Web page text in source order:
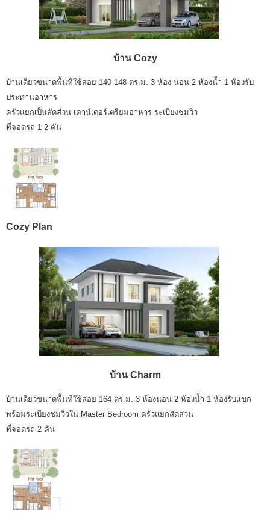
บ้าน Cozy
บ้านเดี่ยวขนาดพื้นที่ใช้สอย 140-148 ตร.ม. 3 ห้อง นอน 2 ห้องน้ำ 1 ห้องรับ
ประทานอาหาร
ครัวแยกเป็นสัดส่วน เคาน์เตอร์เตรียมอาหาร ระเบียงชมวิว
ที่จอดรถ 1-2 คัน
Cozy Plan
บ้าน Charm
บ้านเดี่ยวขนาดพื้นที่ใช้สอย 164 ตร.ม. 3 ห้องนอน 2 ห้องน้ำ 1 ห้องรับแขก
พร้อมระเบียงชมวิวใน Master Bedroom ครัวแยกสัดส่วน
ที่จอดรถ 2 คัน